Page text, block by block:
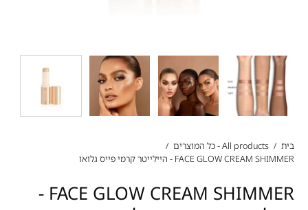
בית / All products - כל המוצרים
/
FACE GLOW CREAM SHIMMER - היילייטר קרמי פייס גלואו
FACE GLOW CREAM SHIMMER -